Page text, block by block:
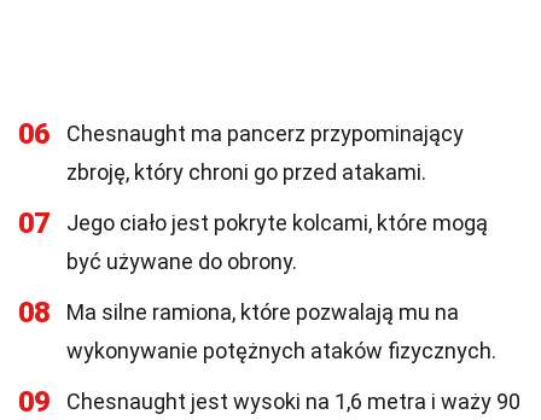
06
Chesnaught ma pancerz przypominający
zbroję, który chroni go przed atakami.
07
Jego ciało jest pokryte kolcami, które mogą
być używane do obrony.
08
Ma silne ramiona, które pozwalają mu na
wykonywanie potężnych ataków fizycznych.
09
Chesnaught jest wysoki na 1,6 metra i waży 90